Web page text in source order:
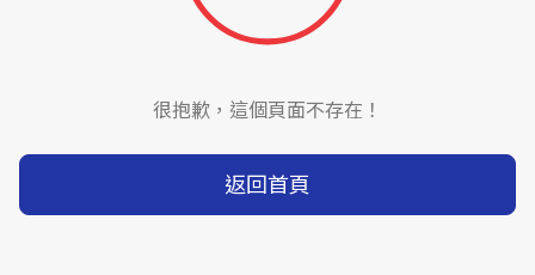
很抱歉，這個頁面不存在！
返回首頁